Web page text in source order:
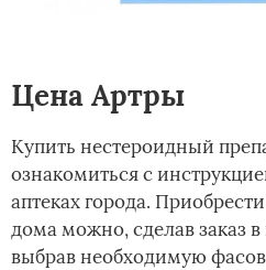
Цена Артры
Купить нестероидный
ознакомиться с
аптеках города.
дома можно, сделав заказ
выбрав необходимую